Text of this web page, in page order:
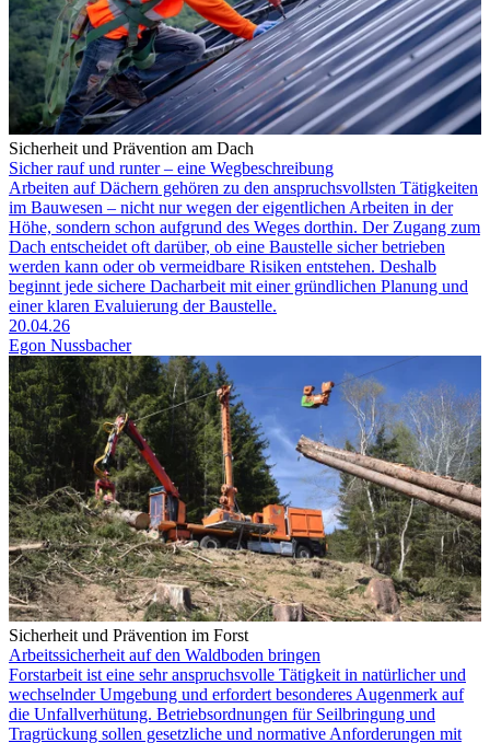
Sicherheit und Prävention am Dach
Sicher rauf und runter – eine Wegbeschreibung
Arbeiten auf Dächern gehören zu den anspruchsvollsten Tätigkeiten
im Bauwesen – nicht nur wegen der eigentlichen Arbeiten in der
Höhe, sondern schon aufgrund des Weges dorthin. Der Zugang zum
Dach entscheidet oft darüber, ob eine Baustelle sicher betrieben
werden kann oder ob vermeidbare Risiken entstehen. Deshalb
beginnt jede sichere Dacharbeit mit einer gründlichen Planung und
einer klaren Evaluierung der Baustelle.
20.04.26
Egon Nussbacher
Sicherheit und Prävention im Forst
Arbeitssicherheit auf den Waldboden bringen
Forstarbeit ist eine sehr anspruchsvolle Tätigkeit in natürlicher und
wechselnder Umgebung und erfordert besonderes Augenmerk auf
die Unfallverhütung. Betriebsordnungen für Seilbringung und
Tragrückung sollen gesetzliche und normative Anforderungen mit